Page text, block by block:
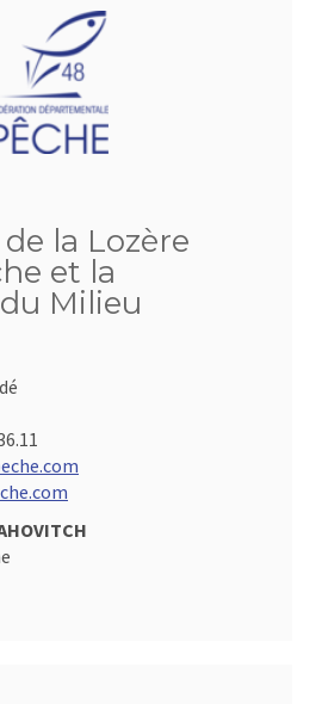
la Lozère
et la
Milieu